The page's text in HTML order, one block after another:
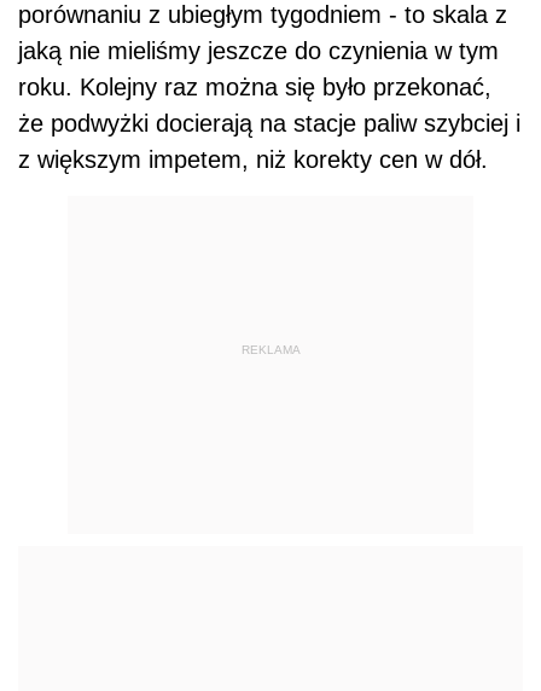
porównaniu z ubiegłym tygodniem - to skala z
jaką nie mieliśmy jeszcze do czynienia w tym
roku. Kolejny raz można się było przekonać,
że podwyżki docierają na stacje paliw szybciej i
z większym impetem, niż korekty cen w dół.
REKLAMA